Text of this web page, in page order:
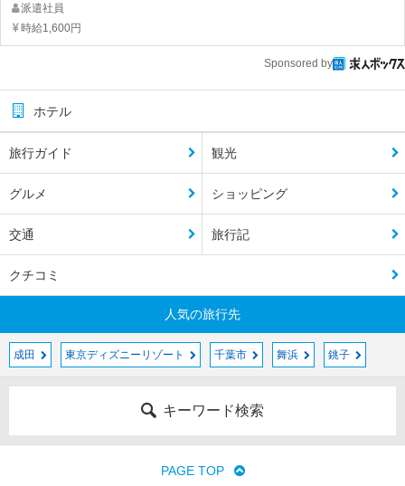
派遣社員
時給1,600円
Sponsored by
ホテル
旅行ガイド 観光
グルメ ショッピング
交通 旅行記
クチコミ
人気の旅行先
成田 東京ディズニーリゾート 千葉市 舞浜 銚子
キーワード検索
PAGE TOP